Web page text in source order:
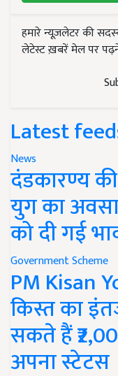
हमारे न्यूज़लेटर की
लेटेस्ट ख़बरें मेल पर
Latest
News
दंडकारण्य
युग का
को दी गई
Government Scheme
PM Kisan
किस्त का
सकते हैं
अपना स्टेटस